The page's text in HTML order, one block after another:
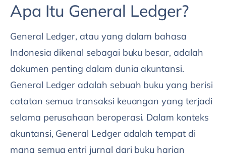
Apa Itu General Ledger?
General Ledger, atau yang dalam bahasa
Indonesia dikenal sebagai buku besar, adalah
dokumen penting dalam dunia akuntansi.
General Ledger adalah sebuah buku yang berisi
catatan semua transaksi keuangan yang terjadi
selama perusahaan beroperasi. Dalam konteks
akuntansi, General Ledger adalah tempat di
mana semua entri jurnal dari buku harian